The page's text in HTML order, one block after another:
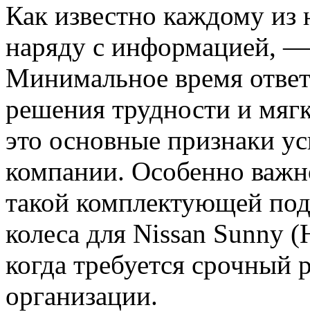
Как известно каждому из
наряду с информацией,
Минимальное время
решения трудности и
это основные признаки
компании. Особенно
такой комплектующей
колеса для Nissan Sunny
когда требуется
организации.